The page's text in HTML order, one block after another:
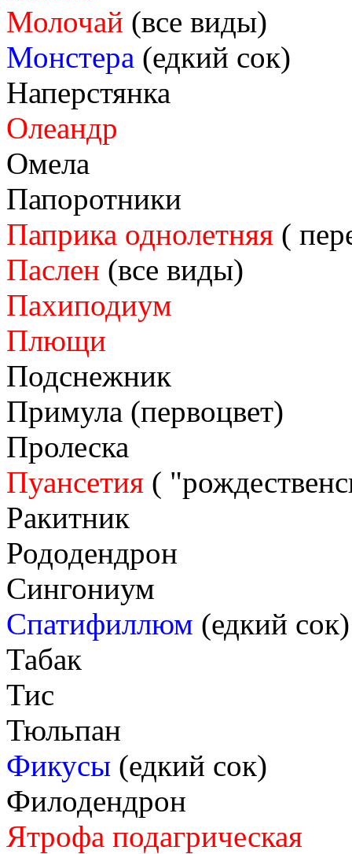
Молочай (все виды)
Монстера (едкий сок)
Наперстянка
Олеандр
Омела
Папоротники
Паприка однолетняя (
Паслен (все виды)
Пахиподиум
Плющи
Подснежник
Примула (первоцвет)
Пролеска
Пуансетия (
Ракитник
Рододендрон
Сингониум
Спатифиллюм (едкий сок)
Табак
Тис
Тюльпан
Фикусы (едкий сок)
Филодендрон
Ятрофа подагрическая